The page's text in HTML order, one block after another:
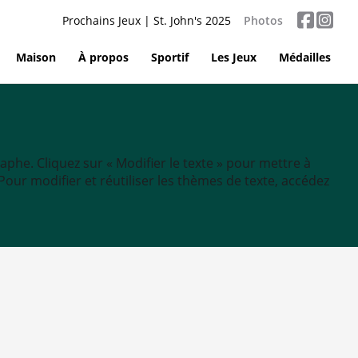
Prochains Jeux | St. John's 2025 Photos
Maison À propos Sportif Les Jeux Médailles
Cliquez sur « Modifier le texte » pour mettre à
modifier et réutiliser les thèmes de texte, accédez